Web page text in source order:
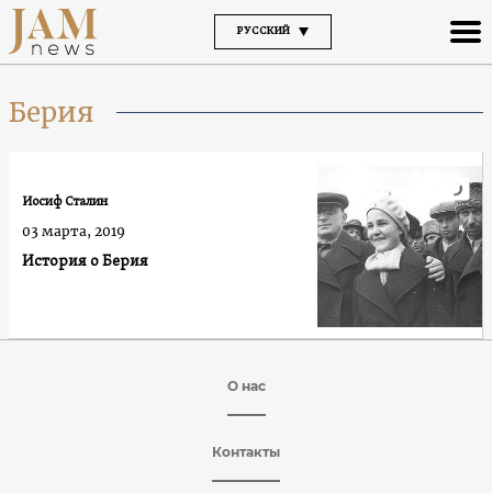
РУССКИЙ
Берия
История о Берия
Иосиф Сталин
03 марта, 2019
О нас
Контакты